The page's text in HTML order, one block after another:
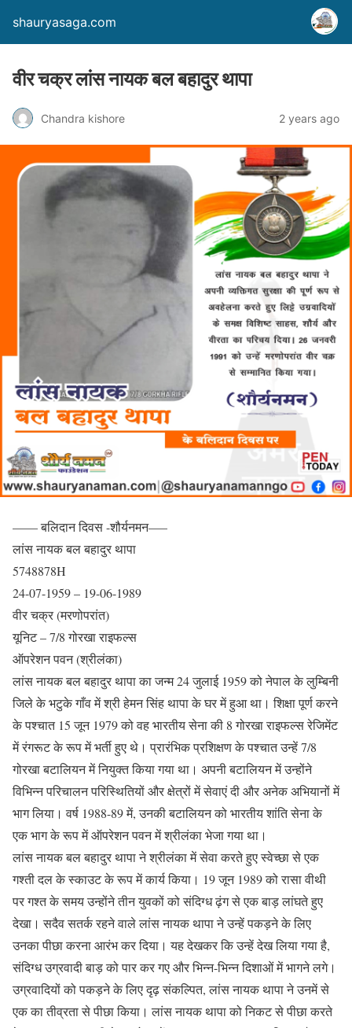
shauryasaga.com
वीर चक्र लांस नायक बल बहादुर थापा
Chandra kishore 2 years ago
—— बलिदान दिवस -शौर्यनमन—–
लांस नायक बल बहादुर थापा
5748878H
24-07-1959 – 19-06-1989
वीर चक्र (मरणोपरांत)
यूनिट – 7/8 गोरखा राइफल्स
ऑपरेशन पवन (श्रीलंका)
लांस नायक बल बहादुर थापा का जन्म 24 जुलाई 1959 को नेपाल के लुम्बिनी
जिले के भटुके गाँव में श्री हेमन सिंह थापा के घर में हुआ था। शिक्षा पूर्ण करने
के पश्चात 15 जून 1979 को वह भारतीय सेना की 8 गोरखा राइफल्स रेजिमेंट
में रंगरूट के रूप में भर्ती हुए थे। प्रारंभिक प्रशिक्षण के पश्चात उन्हें 7/8
गोरखा बटालियन में नियुक्त किया गया था। अपनी बटालियन में उन्होंने
विभिन्न परिचालन परिस्थितियों और क्षेत्रों में सेवाएं दी और अनेक अभियानों में
भाग लिया। वर्ष 1988-89 में, उनकी बटालियन को भारतीय शांति सेना के
एक भाग के रूप में ऑपरेशन पवन में श्रीलंका भेजा गया था।
लांस नायक बल बहादुर थापा ने श्रीलंका में सेवा करते हुए स्वेच्छा से एक
गश्ती दल के स्काउट के रूप में कार्य किया। 19 जून 1989 को रासा वीथी
पर गश्त के समय उन्होंने तीन युवकों को संदिग्ध ढ़ंग से एक बाड़ लांघते हुए
देखा। सदैव सतर्क रहने वाले लांस नायक थापा ने उन्हें पकड़ने के लिए
उनका पीछा करना आरंभ कर दिया। यह देखकर कि उन्हें देख लिया गया है,
संदिग्ध उग्रवादी बाड़ को पार कर गए और भिन्न-भिन्न दिशाओं में भागने लगे।
उग्रवादियों को पकड़ने के लिए दृढ़ संकल्पित, लांस नायक थापा ने उनमें से
एक का तीव्रता से पीछा किया। लांस नायक थापा को निकट से पीछा करते